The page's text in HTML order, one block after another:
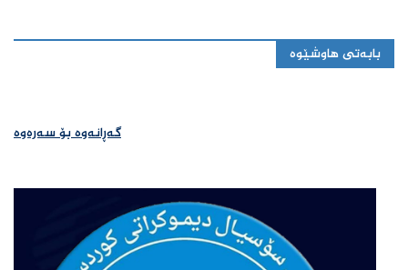
بابەتی هاوشێوە
گەڕانەوە بۆ سەرەوە